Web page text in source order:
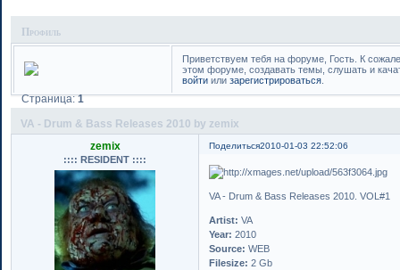
Профиль
Приветствуем тебя на форуме, Гость. К
этом форуме, создавать темы, слушать и
войти или зарегистрироваться
VA - Drum & Bass Releases 2010 by zemix
Страница:1
Поделиться2010-01-03 22:52:06
zemix
:::: RESIDENT ::::
VA - Drum & Bass Releases 2010. VOL#1
Artist: VA
Year: 2010
Source: WEB
Filesize: 2 Gb